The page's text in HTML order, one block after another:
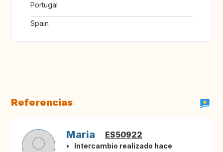
Portugal
Spain
Referencias
Maria ES50922
Intercambio realizado hace